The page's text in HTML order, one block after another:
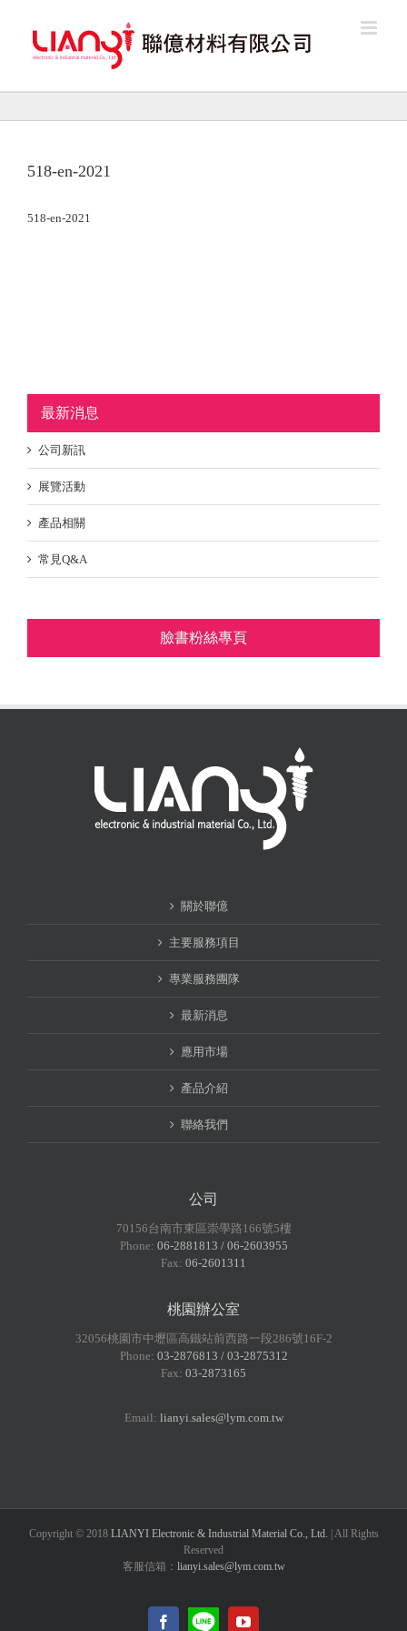
content
518-en-2021
518-en-2021
最新消息
公司新訊
展覽活動
產品相關
常見Q&A
臉書粉絲專頁
關於聯億
主要服務項目
專業服務團隊
最新消息
應用市場
產品介紹
聯絡我們
公司
70156台南市東區崇學路166號5樓
Phone: 06-2881813 / 06-2603955
Fax: 06-2601311
桃園辦公室
32056桃園市中壢區高鐵站前西路一段286號16F-2
Phone: 03-2876813 / 03-2875312
Fax: 03-2873165
Email: lianyi.sales@lym.com.tw
Copyright © 2018 LIANYI Electronic & Industrial Material Co., Ltd. | All Rights
Reserved
客服信箱： lianyi.sales@lym.com.tw
Facebook
LINE@ YouTube